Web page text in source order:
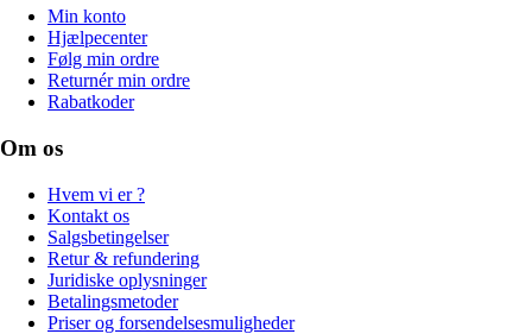
Min konto
Hjælpecenter
Følg min ordre
Returnér min ordre
Rabatkoder
Om os
Hvem vi er ?
Kontakt os
Salgsbetingelser
Retur & refundering
Juridiske oplysninger
Betalingsmetoder
Priser og forsendelsesmuligheder